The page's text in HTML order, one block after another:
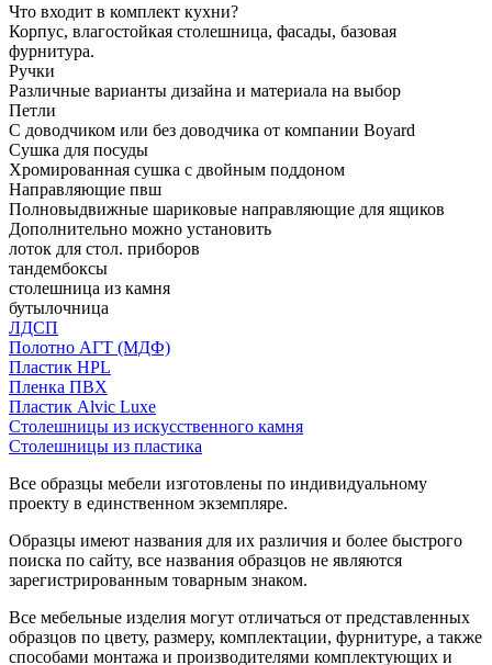
Что входит в комплект кухни?
Корпус, влагостойкая столешница, фасады, базовая
фурнитура.
Ручки
Различные варианты дизайна и материала на выбор
Петли
С доводчиком или без доводчика от компании Boyard
Сушка для посуды
Хромированная сушка с двойным поддоном
Направляющие пвш
Полновыдвижные шариковые направляющие для ящиков
Дополнительно можно установить
лоток для стол. приборов
тандембоксы
столешница из камня
бутылочница
ЛДСП
Полотно АГТ (МДФ)
Пластик HPL
Пленка ПВХ
Пластик Alvic Luxe
Столешницы из искусственного камня
Столешницы из пластика
Все образцы мебели изготовлены по индивидуальному
проекту в единственном экземпляре.
Образцы имеют названия для их различия и более быстрого
поиска по сайту, все названия образцов не являются
зарегистрированным товарным знаком.
Все мебельные изделия могут отличаться от представленных
образцов по цвету, размеру, комплектации, фурнитуре, а также
способами монтажа и производителями комплектующих и